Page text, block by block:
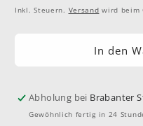
Preis
Inkl. Steuern. Versand wird beim
In den
Abholung bei Brabanter
Gewöhnlich fertig in 24